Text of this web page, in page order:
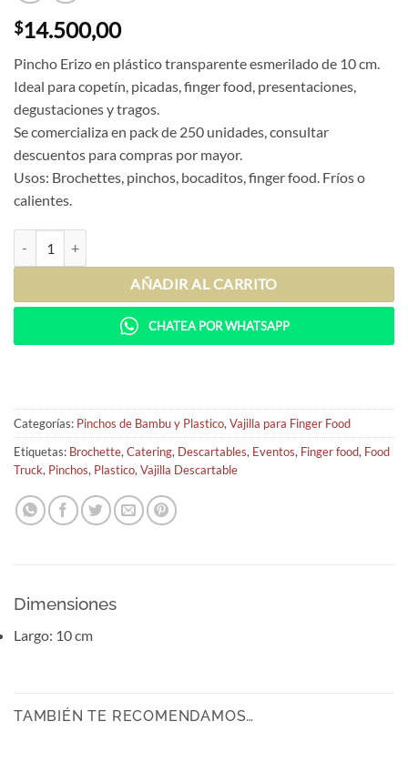
$14.500,00
Pincho Erizo en plástico transparente esmerilado de 10 cm.
Ideal para copetín, picadas, finger food, presentaciones,
degustaciones y tragos.
Se comercializa en pack de 250 unidades, consultar
descuentos para compras por mayor.
Usos: Brochettes, pinchos, bocaditos, finger food. Fríos o
calientes.
AÑADIR AL CARRITO
CHATEA POR WHATSAPP
Categorías: Pinchos de Bambu y Plastico,Vajilla para Finger Food
Etiquetas: Brochette,Catering, Descartables, Eventos, Finger food, Food
Truck, Pinchos, Plastico,Vajilla Descartable
Dimensiones
Largo: 10 cm
TAMBIÉN TE RECOMENDAMOS…